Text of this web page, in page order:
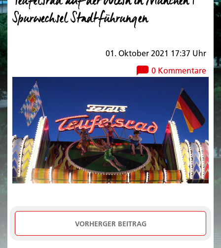
Spurwechsel Stadtführungen
01. Oktober 2021 17:37 Uhr
0 Kommentare
VORHERGER BEITRAG